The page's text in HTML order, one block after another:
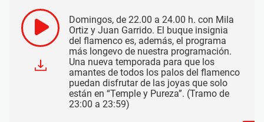
Domingos, de 22.00 a 24.00 h. con Mila
Ortiz y Juan Garrido. El buque insignia
del flamenco es, además, el programa
más longevo de nuestra programación.
Una nueva temporada para que los
amantes de todos los palos del flamenco
puedan disfrutar de las joyas que solo
están en “Temple y Pureza”. (Tramo de
23:00 a 23:59)